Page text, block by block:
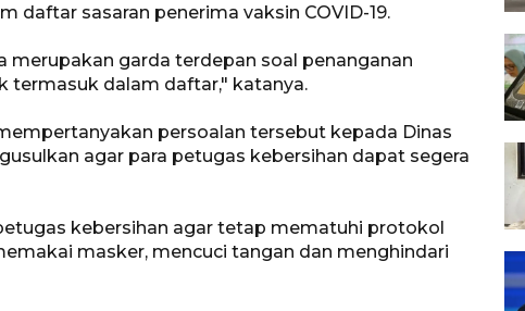
daftar sasaran penerima vaksin COVID-19.
merupakan garda terdepan soal penanganan
termasuk dalam daftar," katanya.
persoalan tersebut kepada Dinas
agar para petugas kebersihan dapat segera
kebersihan agar tetap mematuhi protokol
masker, mencuci tangan dan menghindari